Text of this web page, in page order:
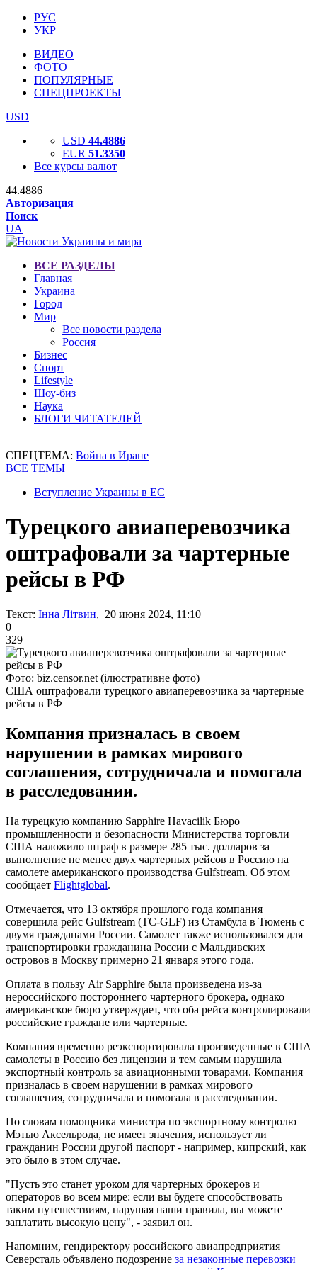
РУС
УКР
ВИДЕО
ФОТО
ПОПУЛЯРНЫЕ
СПЕЦПРОЕКТЫ
USD
USD 44.4886
EUR 51.3350
Все курсы валют
44.4886
Авторизация
Поиск
UA
ВСЕ РАЗДЕЛЫ
Главная
Украина
Город
Мир
Все новости раздела
Россия
Бизнес
Спорт
Lifestyle
Шоу-биз
Наука
БЛОГИ ЧИТАТЕЛЕЙ
СПЕЦТЕМА: Война в Иране
ВСЕ ТЕМЫ
Вступление Украины в ЕС
Турецкого авиаперевозчика
оштрафовали за чартерные
рейсы в РФ
Текст: Інна Літвин, 20 июня 2024, 11:10
0
329
Фото: biz.censor.net (ілюстративне фото)
США оштрафовали турецкого авиаперевозчика за чартерные
рейсы в РФ
Компания призналась в своем
нарушении в рамках мирового
соглашения, сотрудничала и помогала
в расследовании.
На турецкую компанию Sapphire Havacilik Бюро
промышленности и безопасности Министерства торговли
США наложило штраф в размере 285 тыс. долларов за
выполнение не менее двух чартерных рейсов в Россию на
самолете американского производства Gulfstream. Об этом
сообщает Flightglobal.
Отмечается, что 13 октября прошлого года компания
совершила рейс Gulfstream (TC-GLF) из Стамбула в Тюмень с
двумя гражданами России. Самолет также использовался для
транспортировки гражданина России с Мальдивских
островов в Москву примерно 21 января этого года.
Оплата в пользу Air Sapphire была произведена из-за
нероссийского постороннего чартерного брокера, однако
американское бюро утверждает, что оба рейса контролировали
российские граждане или чартерные.
Компания временно реэкспортировала произведенные в США
самолеты в Россию без лицензии и тем самым нарушила
экспортный контроль за авиационными товарами. Компания
призналась в своем нарушении в рамках мирового
соглашения, сотрудничала и помогала в расследовании.
По словам помощника министра по экспортному контролю
Мэтью Аксельрода, не имеет значения, использует ли
гражданин России другой паспорт - например, кипрский, как
это было в этом случае.
"Пусть это станет уроком для чартерных брокеров и
операторов во всем мире: если вы будете способствовать
таким путешествиям, нарушая наши правила, вы можете
заплатить высокую цену", - заявил он.
Напомним, гендиректору российского авиапредприятия
Северсталь объявлено подозрение за незаконные перевозки